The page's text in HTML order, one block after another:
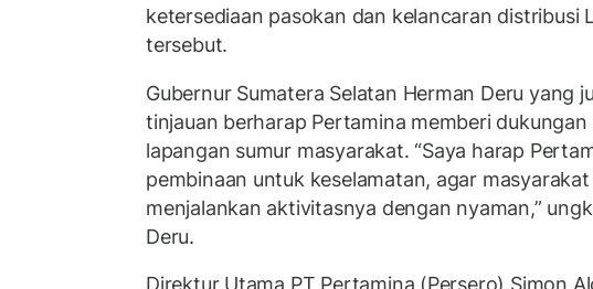
ketersediaan pasokan dan kelancaran distribusi
tersebut.
Gubernur Sumatera Selatan Herman Deru yang
tinjauan berharap Pertamina memberi
lapangan sumur masyarakat. “Saya harap
pembinaan untuk keselamatan, agar
menjalankan aktivitasnya dengan nyaman,”
Deru.
Direktur Utama PT Pertamina (Persero) Simon